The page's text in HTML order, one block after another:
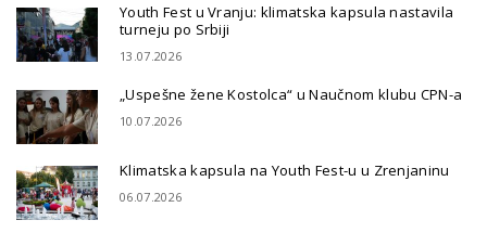
Youth Fest u Vranju: klimatska kapsula nastavila
turneju po Srbiji
13.07.2026
„Uspešne žene Kostolca“ u Naučnom klubu CPN-a
10.07.2026
Klimatska kapsula na Youth Fest-u u Zrenjaninu
06.07.2026